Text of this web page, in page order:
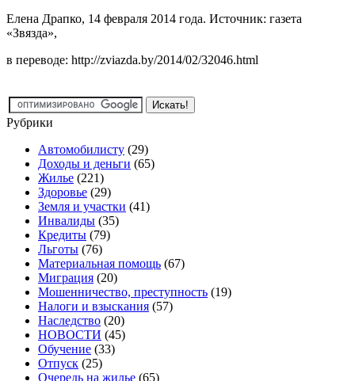
Елена Драпко, 14 февраля 2014 года. Источник: газета
«Звязда»,
в переводе: http://zviazda.by/2014/02/32046.html
Рубрики
Автомобилисту (29)
Доходы и деньги (65)
Жилье (221)
Здоровье (29)
Земля и участки (41)
Инвалиды (35)
Кредиты (79)
Льготы (76)
Материальная помощь (67)
Миграция (20)
Мошенничество, преступность (19)
Налоги и взыскания (57)
Наследство (20)
НОВОСТИ (45)
Обучение (33)
Отпуск (25)
Очередь на жилье (65)